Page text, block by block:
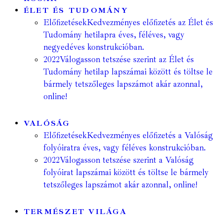
ÉLET ÉS TUDOMÁNY
ElőfizetésekKedvezményes előfizetés az Élet és
Tudomány hetilapra éves, féléves, vagy
negyedéves konstrukcióban.
2022Válogasson tetszése szerint az Élet és
Tudomány hetilap lapszámai között és töltse le
bármely tetszőleges lapszámot akár azonnal,
online!
VALÓSÁG
ElőfizetésekKedvezményes előfizetés a Valóság
folyóiratra éves, vagy féléves konstrukcióban.
2022Válogasson tetszése szerint a Valóság
folyóirat lapszámai között és töltse le bármely
tetszőleges lapszámot akár azonnal, online!
TERMÉSZET VILÁGA